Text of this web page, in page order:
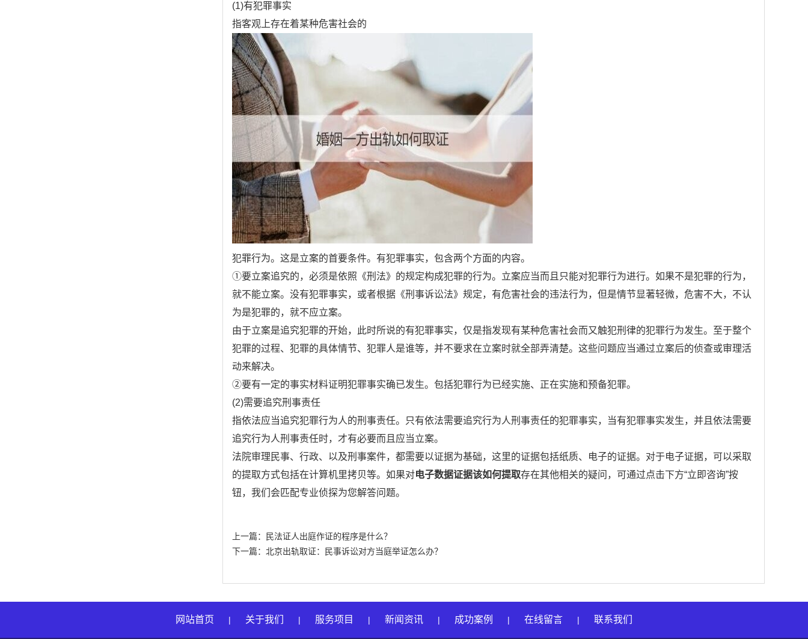
(1)有犯罪事实
指客观上存在着某种危害社会的
犯罪行为。这是立案的首要条件。有犯罪事实，包含两个方面的内容。
①要立案追究的，必须是依照《刑法》的规定构成犯罪的行为。立案应当而且只能对犯罪行为进行。如果不是犯罪的行为，
就不能立案。没有犯罪事实，或者根据《刑事诉讼法》规定，有危害社会的违法行为，但是情节显著轻微，危害不大，不认
为是犯罪的，就不应立案。
由于立案是追究犯罪的开始，此时所说的有犯罪事实，仅是指发现有某种危害社会而又触犯刑律的犯罪行为发生。至于整个
犯罪的过程、犯罪的具体情节、犯罪人是谁等，并不要求在立案时就全部弄清楚。这些问题应当通过立案后的侦查或审理活
动来解决。
②要有一定的事实材料证明犯罪事实确已发生。包括犯罪行为已经实施、正在实施和预备犯罪。
(2)需要追究刑事责任
指依法应当追究犯罪行为人的刑事责任。只有依法需要追究行为人刑事责任的犯罪事实，当有犯罪事实发生，并且依法需要
追究行为人刑事责任时，才有必要而且应当立案。
法院审理民事、行政、以及刑事案件，都需要以证据为基础，这里的证据包括纸质、电子的证据。对于电子证据，可以采取
的提取方式包括在计算机里拷贝等。如果对电子数据证据该如何提取存在其他相关的疑问，可通过点击下方“立即咨询”按
钮，我们会匹配专业侦探为您解答问题。
上一篇：
民法证人出庭作证的程序是什么？
下一篇： 北京出轨取证：民事诉讼对方当庭举证怎么办？
网站首页 | 关于我们 | 服务项目 | 新闻资讯 | 成功案例 | 在线留言 | 联系我们